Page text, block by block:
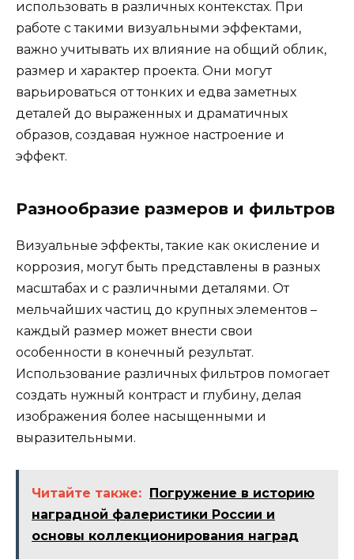
использовать в различных контекстах. При
работе с такими визуальными эффектами,
важно учитывать их влияние на общий облик,
размер и характер проекта. Они могут
варьироваться от тонких и едва заметных
деталей до выраженных и драматичных
образов, создавая нужное настроение и
эффект.
Разнообразие размеров и фильтров
Визуальные эффекты, такие как окисление и
коррозия, могут быть представлены в разных
масштабах и с различными деталями. От
мельчайших частиц до крупных элементов –
каждый размер может внести свои
особенности в конечный результат.
Использование различных фильтров помогает
создать нужный контраст и глубину, делая
изображения более насыщенными и
выразительными.
Читайте также:
Погружение в историю
наградной фалеристики России и
основы коллекционирования наград